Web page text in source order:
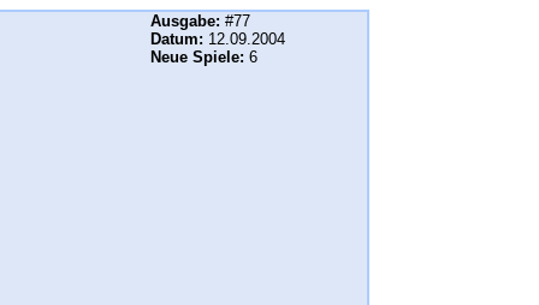
Ausgabe: #77
Datum: 12.09.2004
Neue Spiele: 6